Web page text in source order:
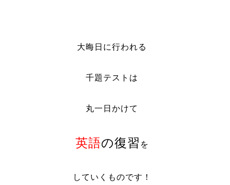
大晦日に行われる
千題テストは
丸一日かけて
英語の復習 を
していくものです！